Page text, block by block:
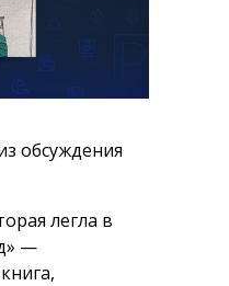
обсуждения
легла в
—